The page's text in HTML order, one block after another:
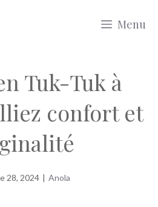
Menu
Tuk-Tuk à
confort et
28, 2024 | Anola